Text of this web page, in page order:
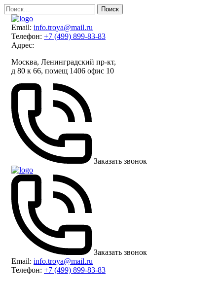
Skip
to
content
Найти:
Email: info.troya@mail.ru
Телефон: +7 (499) 899-83-83
Адрес:
Москва, Ленинградский пр-кт,
д 80 к 66, помещ 1406 офис 10
Заказать звонок
Заказать звонок
Email: info.troya@mail.ru
Телефон: +7 (499) 899-83-83